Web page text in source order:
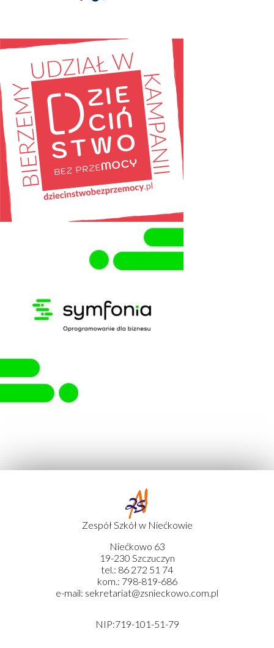
Zespół Szkół w Niećkowie
Niećkowo 63
19-230 Szczuczyn
tel.: 86 272 51 74
kom.: 798-819-686
e-mail: sekretariat@zsnieckowo.com.pl
NIP:719-101-51-79